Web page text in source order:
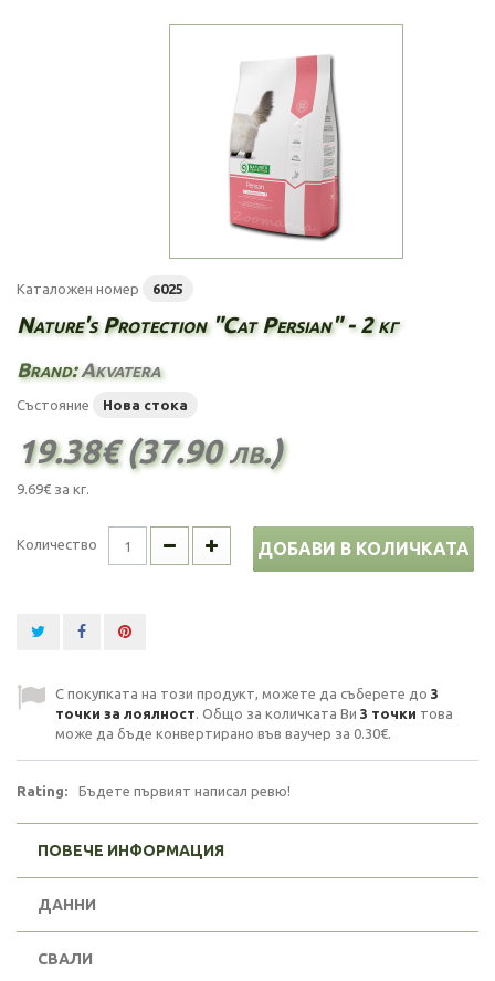
Каталожен номер 6025
Nature's Protection "Cat Persian" - 2 кг
Brand:Akvatera
Състояние Нова стока
19.38€ (37.90 лв.)
9.69€ за кг.
Количество ДОБАВИ В КОЛИЧКАТА
С покупката на този продукт, можете да съберете до 3
точки за лоялност. Общо за количката Ви 3 точки това
може да бъде конвертирано във ваучер за 0.30€.
Rating: Бъдете първият написал ревю!
ПОВЕЧЕ ИНФОРМАЦИЯ
ДАННИ
СВАЛИ